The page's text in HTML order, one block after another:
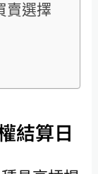
賣選擇
結算日